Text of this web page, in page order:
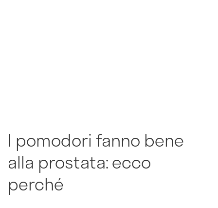
I pomodori fanno bene
alla prostata: ecco
perché